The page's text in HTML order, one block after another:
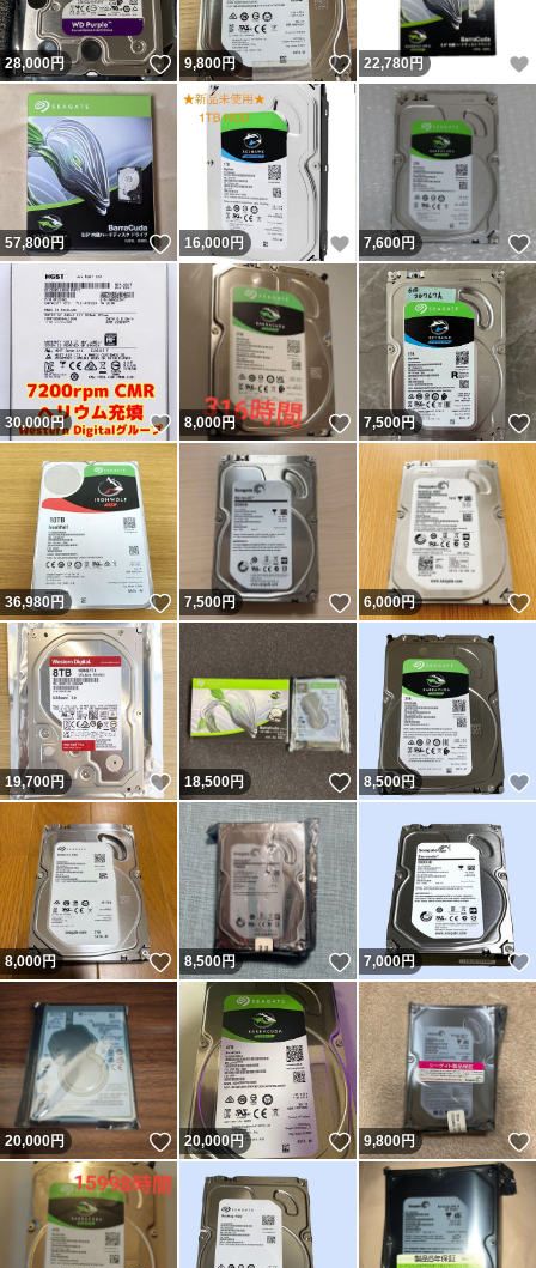
28,000円 いいね！
9,800円 いいね！
22,780 円
57,800円 いいね！
16,000円 いいね！
7,600円
30,000円 いいね！
8,000円 いいね！
7,500円
36,980円 いいね！
7,500円 いいね！
6,000円
19,700円 いいね！
18,500円 いいね！
8,500円
8,000円 いいね！
8,500円 いいね！
7,000円
20,000円 いいね！
20,000円 いいね！
9,800円